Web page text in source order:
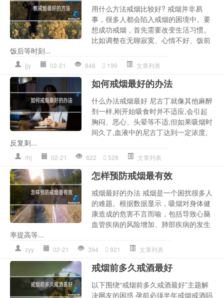
用什么方法戒烟比较好? 戒烟并非易
事，很多人都会陷入戒烟的困境中。要
想成功戒烟，首先需要改变生活习惯。
比如调整在无聊寂寞、心情不好、饭前
饭后等时刻...
jjy 02-21 848 199 文章列表
如何戒烟最好的办法
什么办法戒烟最好 尼古丁就像其他麻醉
剂一样,刚开始吸食时并不适应,会引起
胸闷、恶心、头晕等不适,但如果吸烟时
间久了,血液中的尼古丁达到一定浓度,
反复刺...
rhj 02-21 622 528 文章列表
怎样预防戒烟最有效
戒烟最好的办法 戒烟是一个困扰很多人
的难题。根据数据显示，吸烟对身体健
康造成的危害不言而喻，包括导致心脑
血管疾病的风险增加、肺部疾病的发生
率提高等...
zyy 02-21 394 921 文章列表
戒烟前多久戒酒最好
以下围绕“戒烟前多久戒酒最好”主题解
决网友的困惑 孕前必须半年戒烟戒酒吗